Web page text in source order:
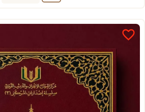
favorite_border